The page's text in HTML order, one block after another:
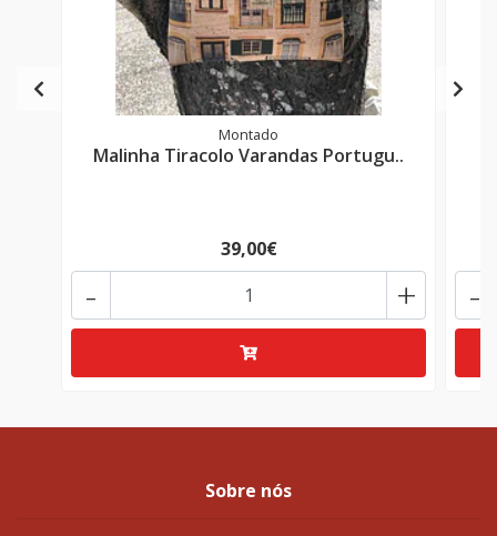
Montado
Malinha Tiracolo Varandas Portugu..
39,00€
+
- -
Sobre nós